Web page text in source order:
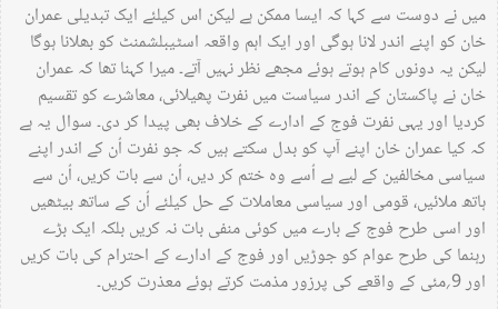
میں نے دوست سے کہا کہ ایسا ممکن ہے لیکن اس کیلئے ایک تبدیلی عمران
خان کو اپنے اندر لانا ہوگی اور ایک اہم واقعہ اسٹیبلشمنٹ کو بھلانا ہوگا
لیکن یہ دونوں کام ہوتے ہوئے مجھے نظر نہیں آتے۔ میرا کہنا تھا کہ عمران
خان نے پاکستان کے اندر سیاست میں نفرت پھیلائی، معاشرے کو تقسیم
کردیا اور یہی نفرت فوج کے ادارے کے خلاف بھی پیدا کر دی۔ سوال یہ ہے
کہ کیا عمران خان اپنے آپ کو بدل سکتے ہیں کہ جو نفرت اُن کے اندر اپنے
سیاسی مخالفین کے لیے ہے اُسے وہ ختم کر دیں، اُن سے بات کریں، اُن سے
ہاتھ ملائیں، قومی اور سیاسی معاملات کے حل کیلئے اُن کے ساتھ بیٹھیں
اور اسی طرح فوج کے بارے میں کوئی منفی بات نہ کریں بلکہ ایک بڑے
رہنما کی طرح عوام کو جوڑیں اور فوج کے ادارے کے احترام کی بات کریں
اور 9؍مئی کے واقعے کی پرزور مذمت کرتے ہوئے معذرت کریں۔